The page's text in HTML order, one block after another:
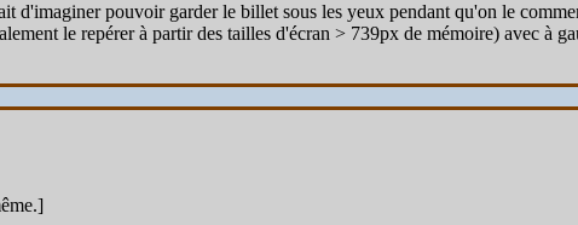
d'imaginer pouvoir garder le billet sous les yeux pendant qu'on le
le repérer à partir des tailles d'écran > 739px de mémoire) avec à